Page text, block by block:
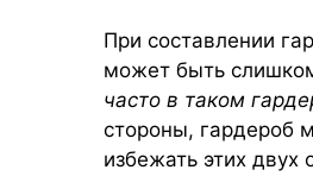
При составлении
может быть
часто в таком
стороны, гардероб
избежать этих